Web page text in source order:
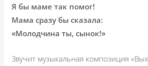
Я бы маме так помог!
Мама сразу бы сказала:
«Молодчина ты, сынок!»
Звучит музыкальная композиция